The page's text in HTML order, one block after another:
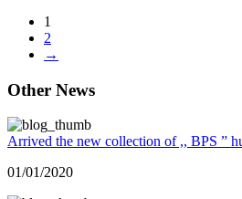
1
2
→
Other News
Arrived the new collection of ,, BPS ”
01/01/2020